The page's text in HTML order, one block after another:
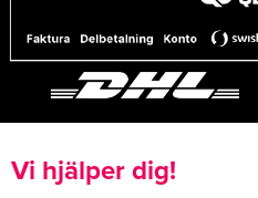
Vi hjälper dig!